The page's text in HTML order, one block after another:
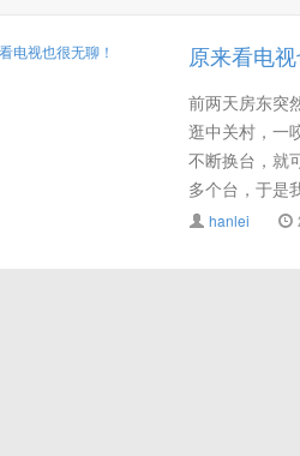
原来看电
前两天房东突
逛中关村，一
不断换台，就
多个台，于是
hanlei